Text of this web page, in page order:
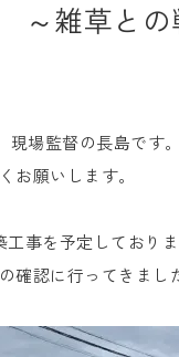
雑草との
場監督の長島です。
お願いします。
工事を予定しており
確認に行ってきまし